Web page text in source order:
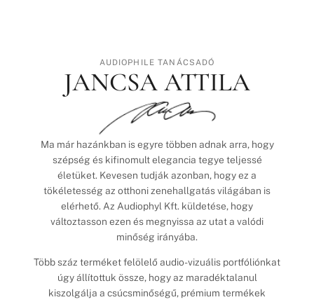
AUDIOPHILE TANÁCSADÓ
JANCSA ATTILA
Ma már hazánkban is egyre többen adnak arra, hogy
szépség és kifinomult elegancia tegye teljessé
életüket. Kevesen tudják azonban, hogy ez a
tökéletesség az otthoni zenehallgatás világában is
elérhető. Az Audiophyl Kft. küldetése, hogy
változtasson ezen és megnyissa az utat a valódi
minőség irányába.
Több száz terméket felölelő audio-vizuális portfóliónkat
úgy állítottuk össze, hogy az maradéktalanul
kiszolgálja a csúcsminőségű, prémium termékek